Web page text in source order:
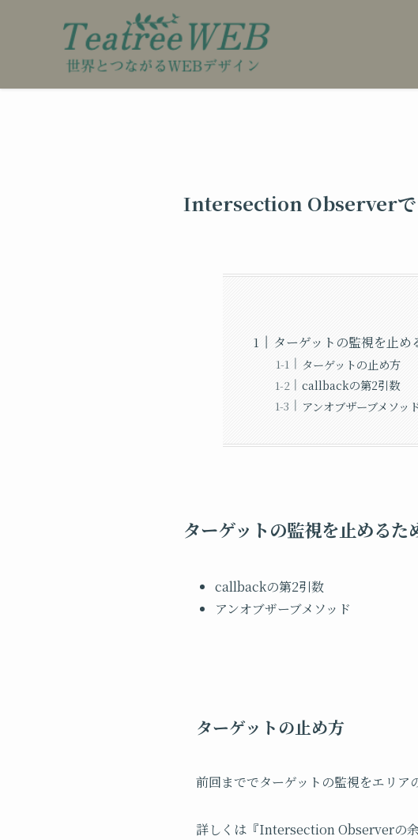
Intersection Observerで
ターゲットの監視を止め
ターゲットの止め方
callbackの第2引数
アンオブザーブメソッ
ターゲットの監視を止めるた
callbackの第2引数
アンオブザーブメソッド
ターゲットの止め方
前回まででターゲットの監視をエリア
詳しくは『Intersection Observerの余